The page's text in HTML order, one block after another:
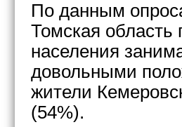
По данным
Томская область
населения
довольными
жители
(54%).